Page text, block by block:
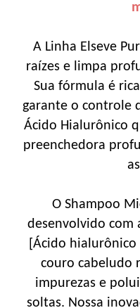
A Linha Elseve
raízes e limpa
Sua fórmula é
garante o controle
Ácido Hialurônico
preenchedora
O Shampoo
desenvolvido com
[Ácido
couro cabeludo
impurezas e
soltas. Nossa